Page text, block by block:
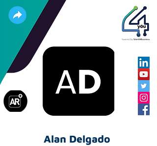
Alan Delgado